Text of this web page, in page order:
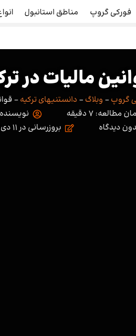
فورکی گروپ مناطق استانبول
مالیات در
گروپ- وبلاگ- دانستنیهای ترکیه-
مطالعه: 7 دقیقه
بروزرسانی در11 دی 1403